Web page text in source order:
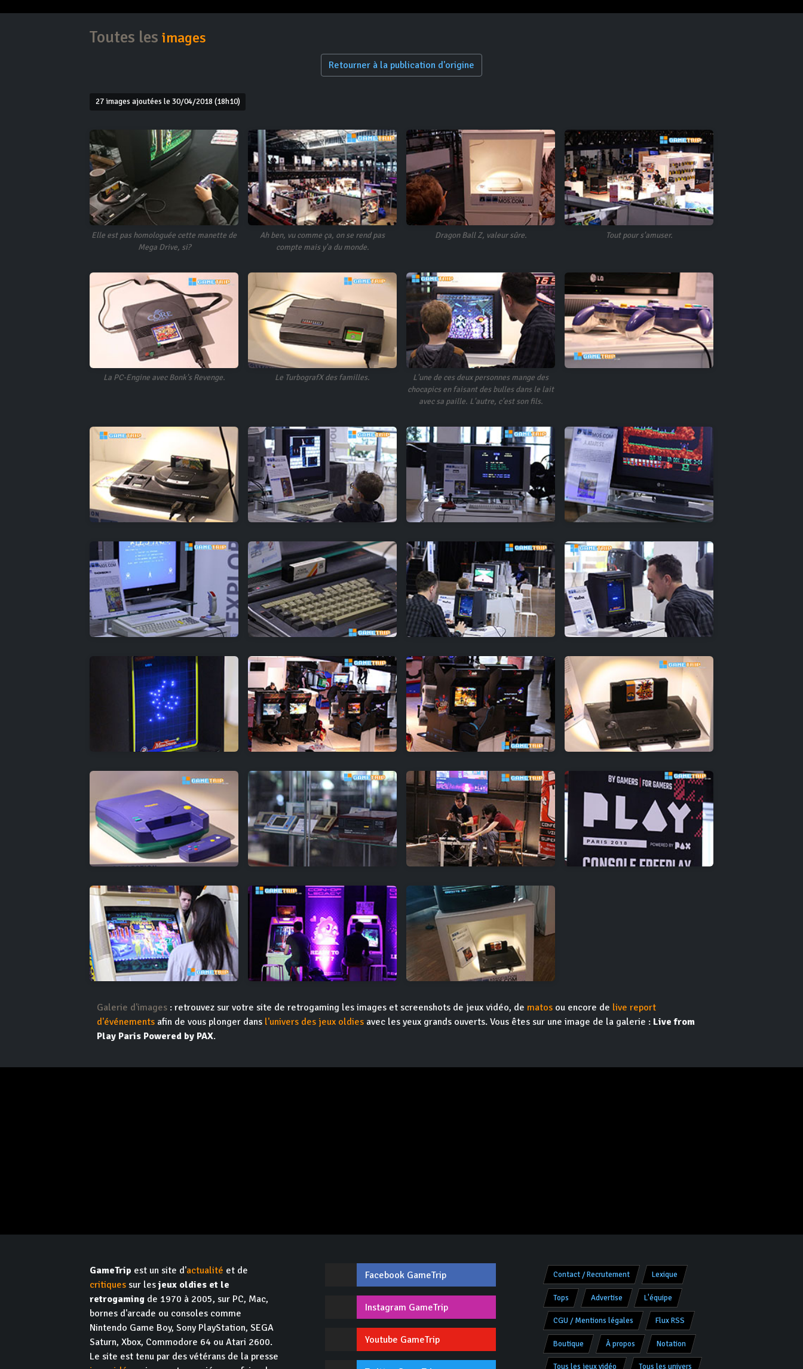
Toutes les images
Retourner à la publication d'origine
27 images ajoutées le 30/04/2018 (18h10)
Elle est pas homologuée cette manette de
Mega Drive, si?
Ah ben, vu comme ça, on se rend pas
compte mais y'a du monde.
Dragon Ball Z, valeur sûre. Tout pour s'amuser.
La PC-Engine avec Bonk's Revenge. Le TurbografX des familles.
L'une de ces deux personnes mange des
chocapics en faisant des bulles dans le lait
avec sa paille. L'autre, c'est son fils.
Galerie d'images : retrouvez sur votre site de retrogaming les images et screenshots de jeux vidéo, de matos ou encore de live report
d'événements afin de vous plonger dans l'univers des jeux oldies avec les yeux grands ouverts. Vous êtes sur une image de la galerie : Live from
Play Paris Powered by PAX.
GameTrip est un site d'actualité et de
critiques sur lesjeux oldies et le
retrogaming de 1970 à 2005, sur PC, Mac,
bornes d'arcade ou consoles comme
Nintendo Game Boy, Sony PlayStation, SEGA
Saturn, Xbox, Commodore 64 ou Atari 2600.
Le site est tenu par des vétérans de la presse
Facebook GameTrip
Instagram GameTrip
Youtube GameTrip
Contact / Recrutement Lexique
Tops Advertise L'équipe
CGU / Mentions légales Flux RSS
Boutique À propos Notation
Tous les jeux vidéo Tous les univers